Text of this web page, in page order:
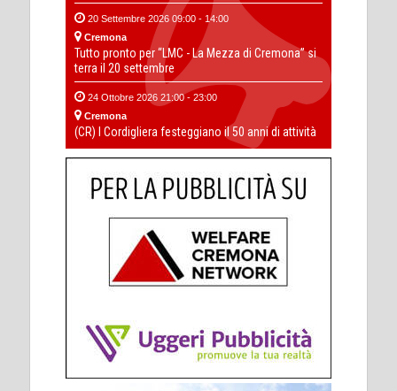
20 Settembre 2026 09:00 - 14:00
Cremona
Tutto pronto per “LMC - La Mezza di Cremona” si
terra il 20 settembre
24 Ottobre 2026 21:00 - 23:00
Cremona
(CR) I Cordigliera festeggiano il 50 anni di attività